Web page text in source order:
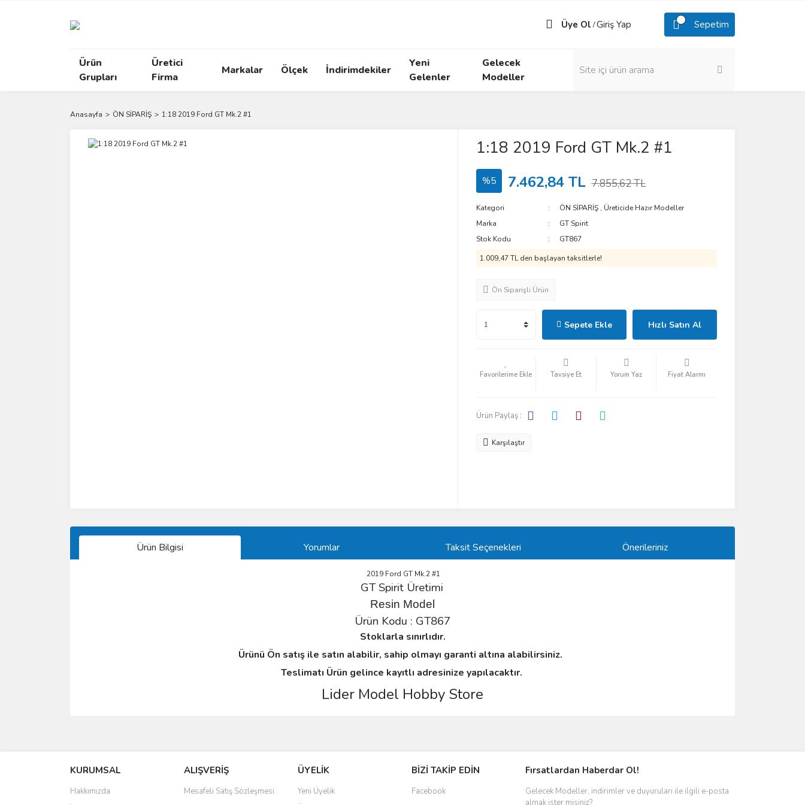
Üye Ol /Giriş Yap Sepetim
Ürün
Grupları
Üretici
Firma
Markalar Ölçek İndirimdekiler
Yeni
Gelenler
Gelecek
Modeller
Anasayfa ÖN SİPARİŞ 1:18 2019 Ford GT Mk.2 #1
1:18 2019 Ford GT Mk.2 #1
%5 7.462,84 TL 7.855,62 TL
Kategori ÖN SİPARİŞ , Üreticide Hazır Modeller
Marka
GT Spirit
Stok Kodu
GT867
1.009,47 TL den başlayan taksitlerle!
Ön Siparişli Ürün
Sepete Ekle Hızlı Satın Al
Tavsiye Et Yorum Yaz Fiyat Alarmı
Ürün Paylaş :
Karşılaştır
Ürün Bilgisi Yorumlar Taksit Seçenekleri Önerileriniz
2019 Ford GT Mk.2 #1
GT Spirit Üretimi
Resin Model
Ürün Kodu : GT867
Stoklarla sınırlıdır.
Ürünü Ön satış ile satın alabilir, sahip olmayı garanti altına alabilirsiniz.
Teslimatı Ürün gelince kayıtlı adresinize yapılacaktır.
Lider Model Hobby Store
Ürün resmi kalitesiz, bozuk veya görüntülenemiyor.
Ürün açıklamasında eksik bilgiler bulunuyor.
KURUMSAL
Hakkımızda
ALIŞVERİŞ
Mesafeli Satış Sözleşmesi
ÜYELİK
Yeni Üyelik
BİZİ TAKİP EDİN
Facebook
Fırsatlardan Haberdar Ol!
Gelecek Modeller, indirimler ve duyuruları ile ilgili e-posta